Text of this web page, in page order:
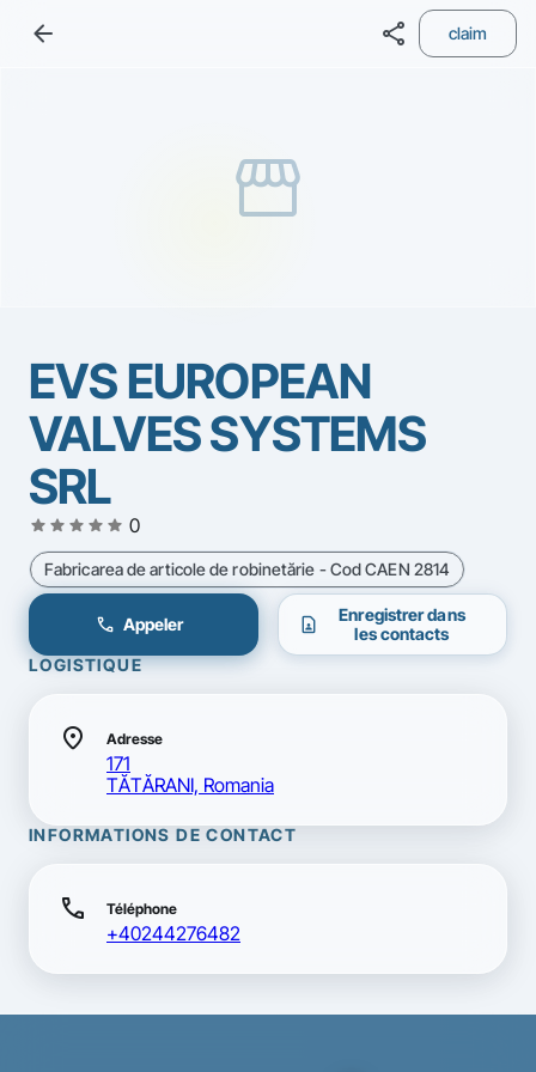
arrow_back share claim
storefront
EVS EUROPEAN
VALVES SYSTEMS
SRL
star star star star star 0
Fabricarea de articole de robinetărie - Cod CAEN 2814
call Appeler contact_page
Enregistrer dans
les contacts
LOGISTIQUE
location_on Adresse
171
TĂTĂRANI, Romania
INFORMATIONS DE CONTACT
call Téléphone
+40244276482